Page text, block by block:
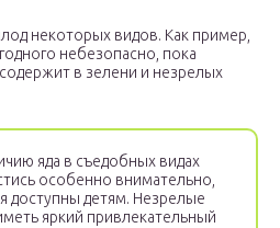
некоторых видов. Как пример,
небезопасно, пока
в зелени и незрелых
яда в съедобных видах
особенно внимательно,
доступны детям. Незрелые
яркий привлекательный